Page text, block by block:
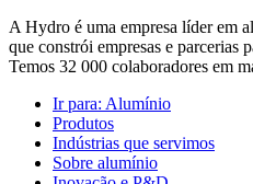
A Hydro é uma empresa líder em
que constrói empresas e parcerias
Temos 32 000 colaboradores em
Ir para: Alumínio
Produtos
Indústrias que servimos
Sobre alumínio